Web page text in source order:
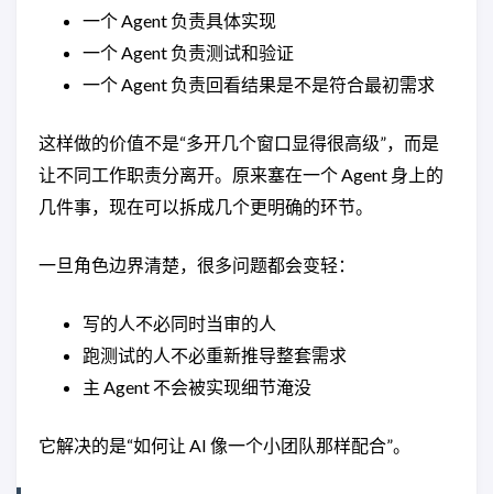
一个 Agent 负责具体实现
一个 Agent 负责测试和验证
一个 Agent 负责回看结果是不是符合最初需求
这样做的价值不是“多开几个窗口显得很高级”，而是
让不同工作职责分离开。原来塞在一个 Agent 身上的
几件事，现在可以拆成几个更明确的环节。
一旦角色边界清楚，很多问题都会变轻：
写的人不必同时当审的人
跑测试的人不必重新推导整套需求
主 Agent 不会被实现细节淹没
它解决的是“如何让 AI 像一个小团队那样配合”。